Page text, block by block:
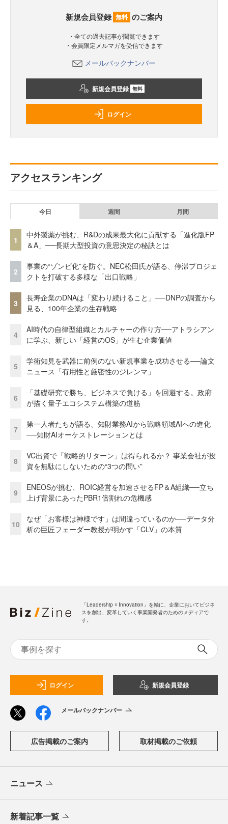
新規会員登録 無料 のご案内
・全ての過去記事が閲覧できます
・会員限定メルマガを受信できます
メールバックナンバー
新規会員登録 無料
ログイン
アクセスランキング
今日 週間 月間
1
中外製薬が挑む、R&Dの成果最大化に貢献する「進化版FP
＆A」──長期大型投資の意思決定の秘訣とは
2
事業の“ゾンビ化”を防ぐ。NEC松田氏が語る、停滞プロジェ
クトを打破する多様な「出口戦略」
3
長寿企業のDNAは「変わり続けること」──DNPの調査から
見る、100年企業の生存戦略
4
AI時代の自律型組織とカルチャーの作り方──アトラシアン
に学ぶ、新しい「経営のOS」が生む企業価値
5
学術知見を武器に前例のない新規事業を成功させる──論文
ニュース「有用性と厳密性のジレンマ」
6
「基礎研究で勝ち、ビジネスで負ける」を回避する。政府
が描く量子エコシステム構築の道筋
7
第一人者たちが語る、知財業務AIから戦略領域AIへの進化
──知財AIオーケストレーションとは
8
VC出資で「戦略的リターン」は得られるか？ 事業会社が投
資を無駄にしないための“3つの問い”
9
ENEOSが挑む、ROIC経営を加速させるFP＆A組織──立ち
上げ背景にあったPBR1倍割れの危機感
10
なぜ「お客様は神様です」は間違っているのか──データ分
析の巨匠フェーダー教授が明かす「CLV」の本質
「Leadership ☓ Innovation」を軸に、企業においてビジネ
スを創出、変革していく事業開発者のためのメディアで
す。
ログイン 新規会員登録
メールバックナンバー
広告掲載のご案内 取材掲載のご依頼
ニュース
新着記事一覧